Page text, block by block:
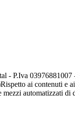
- P.Iva
Rispetto ai contenuti e
automatizzati di